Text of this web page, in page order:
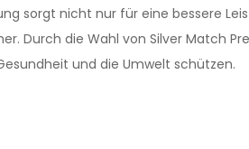
sorgt nicht nur für eine bessere
Durch die Wahl von Silver Match
und die Umwelt schützen.